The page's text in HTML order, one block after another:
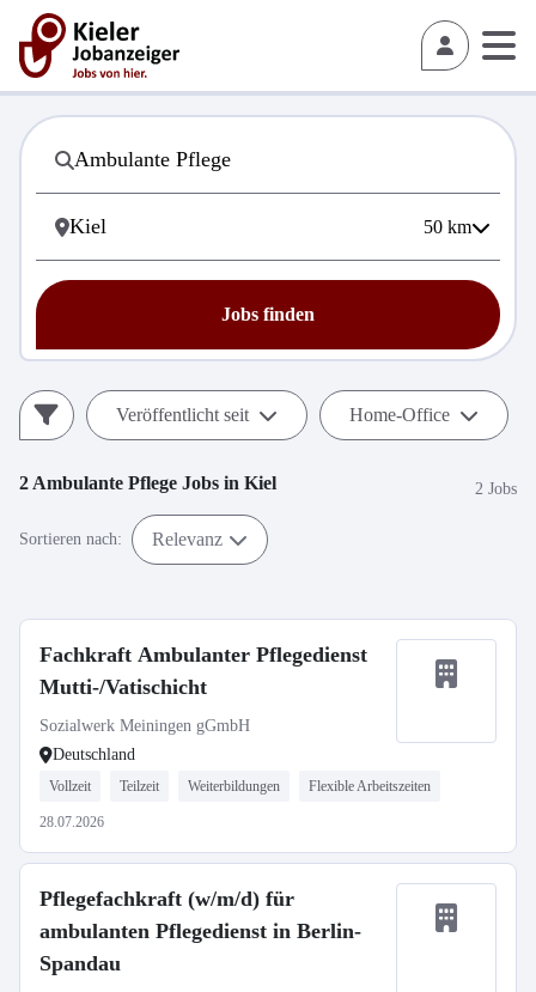
50 km
Jobs finden
Veröffentlicht seit Home-Office
2 Ambulante Pflege Jobs in Kiel 2 Jobs
Sortieren nach: Relevanz
Fachkraft Ambulanter Pflegedienst
Mutti-/Vatischicht
Sozialwerk Meiningen gGmbH
Deutschland
Vollzeit Teilzeit Weiterbildungen Flexible Arbeitszeiten
28.07.2026
Pflegefachkraft (w/m/d) für
ambulanten Pflegedienst in Berlin-
Spandau